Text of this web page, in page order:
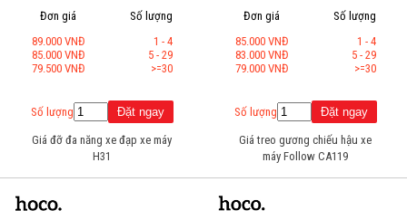
Đơn giá
89.000 VNĐ
85.000 VNĐ
79.500 VNĐ
Số lượng
1 - 4
5 - 29
>=30
Số lượng
Giá đỡ đa năng xe đạp xe máy
H31
Đơn giá
85.000 VNĐ
83.000 VNĐ
79.000 VNĐ
Số lượng
1 - 4
5 - 29
>=30
Số lượng
Giá treo gương chiếu hậu xe
máy Follow CA119